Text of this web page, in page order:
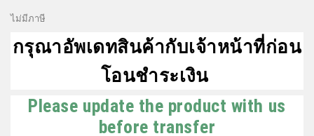
ไม่มีภาษี
กรุณาอัพเดทสินค้ากับเจ้าหน้าที่ก่อน
โอนชำระเงิน
Please update the product with us
before transfer